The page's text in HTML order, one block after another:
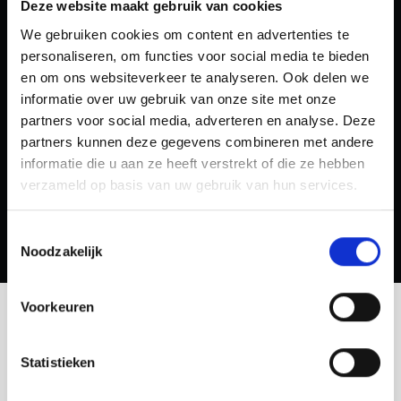
Deze website maakt gebruik van cookies
We gebruiken cookies om content en advertenties te
personaliseren, om functies voor social media te bieden
en om ons websiteverkeer te analyseren. Ook delen we
informatie over uw gebruik van onze site met onze
partners voor social media, adverteren en analyse. Deze
partners kunnen deze gegevens combineren met andere
informatie die u aan ze heeft verstrekt of die ze hebben
verzameld op basis van uw gebruik van hun services.
Noodzakelijk
Voorkeuren
Statistieken
Website redesign voor meer leden en een
sterkere clubbeleving
Crossfit Kralingen
Tarieven & pakketten